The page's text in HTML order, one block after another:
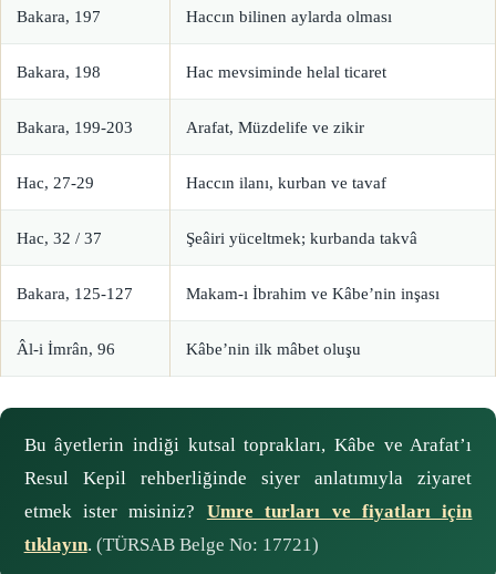
Bakara, 197 Haccın bilinen aylarda olması
Bakara, 198 Hac mevsiminde helal ticaret
Bakara, 199-203 Arafat, Müzdelife ve zikir
Hac, 27-29 Haccın ilanı, kurban ve tavaf
Hac, 32 / 37 Şeâiri yüceltmek; kurbanda takvâ
Bakara, 125-127 Makam-ı İbrahim ve Kâbe’nin inşası
Âl-i İmrân, 96 Kâbe’nin ilk mâbet oluşu
Bu âyetlerin indiği kutsal toprakları, Kâbe ve Arafat’ı
Resul Kepil rehberliğinde siyer anlatımıyla ziyaret
etmek ister misiniz? Umre turları ve fiyatları için
tıklayın. (TÜRSAB Belge No: 17721)